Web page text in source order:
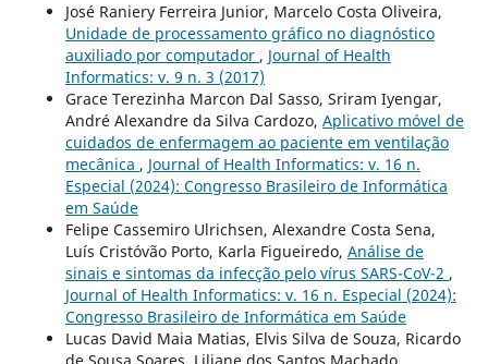
José Raniery Ferreira Junior, Marcelo Costa Oliveira,
Unidade de processamento gráfico no diagnóstico
auxiliado por computador , Journal of Health
Informatics: v. 9 n. 3 (2017)
Grace Terezinha Marcon Dal Sasso, Sriram Iyengar,
André Alexandre da Silva Cardozo, Aplicativo móvel de
cuidados de enfermagem ao paciente em ventilação
mecânica , Journal of Health Informatics: v. 16 n.
Especial (2024): Congresso Brasileiro de Informática
em Saúde
Felipe Cassemiro Ulrichsen, Alexandre Costa Sena,
Luís Cristóvão Porto, Karla Figueiredo, Análise de
sinais e sintomas da infecção pelo vírus SARS-CoV-2 ,
Journal of Health Informatics: v. 16 n. Especial (2024):
Congresso Brasileiro de Informática em Saúde
Lucas David Maia Matias, Elvis Silva de Souza, Ricardo